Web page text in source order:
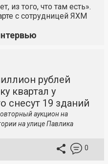
из того, что там есть».
с сотрудницей ЯХМ
рублей
квартал у
снесут 19 зданий
аукцион на
на улице Павлика
0